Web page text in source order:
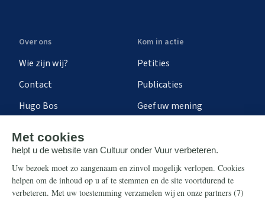
Over ons
Wie zijn wij?
Contact
Hugo Bos
Kom in actie
Petities
Publicaties
Geef uw mening
Steun ons
Nieuwsbrief
Info
Contact